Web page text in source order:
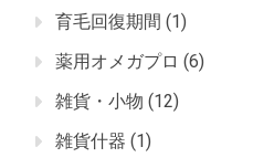
育毛回復期間 (1)
薬用オメガプロ (6)
雑貨・小物 (12)
雑貨什器 (1)